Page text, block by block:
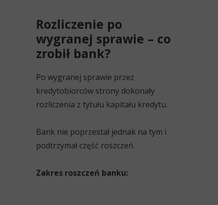
Rozliczenie po
wygranej sprawie – co
zrobił bank?
Po wygranej sprawie przez
kredytobiorców strony dokonały
rozliczenia z tytułu kapitału kredytu.
Bank nie poprzestał jednak na tym i
podtrzymał część roszczeń.
Zakres roszczeń banku: